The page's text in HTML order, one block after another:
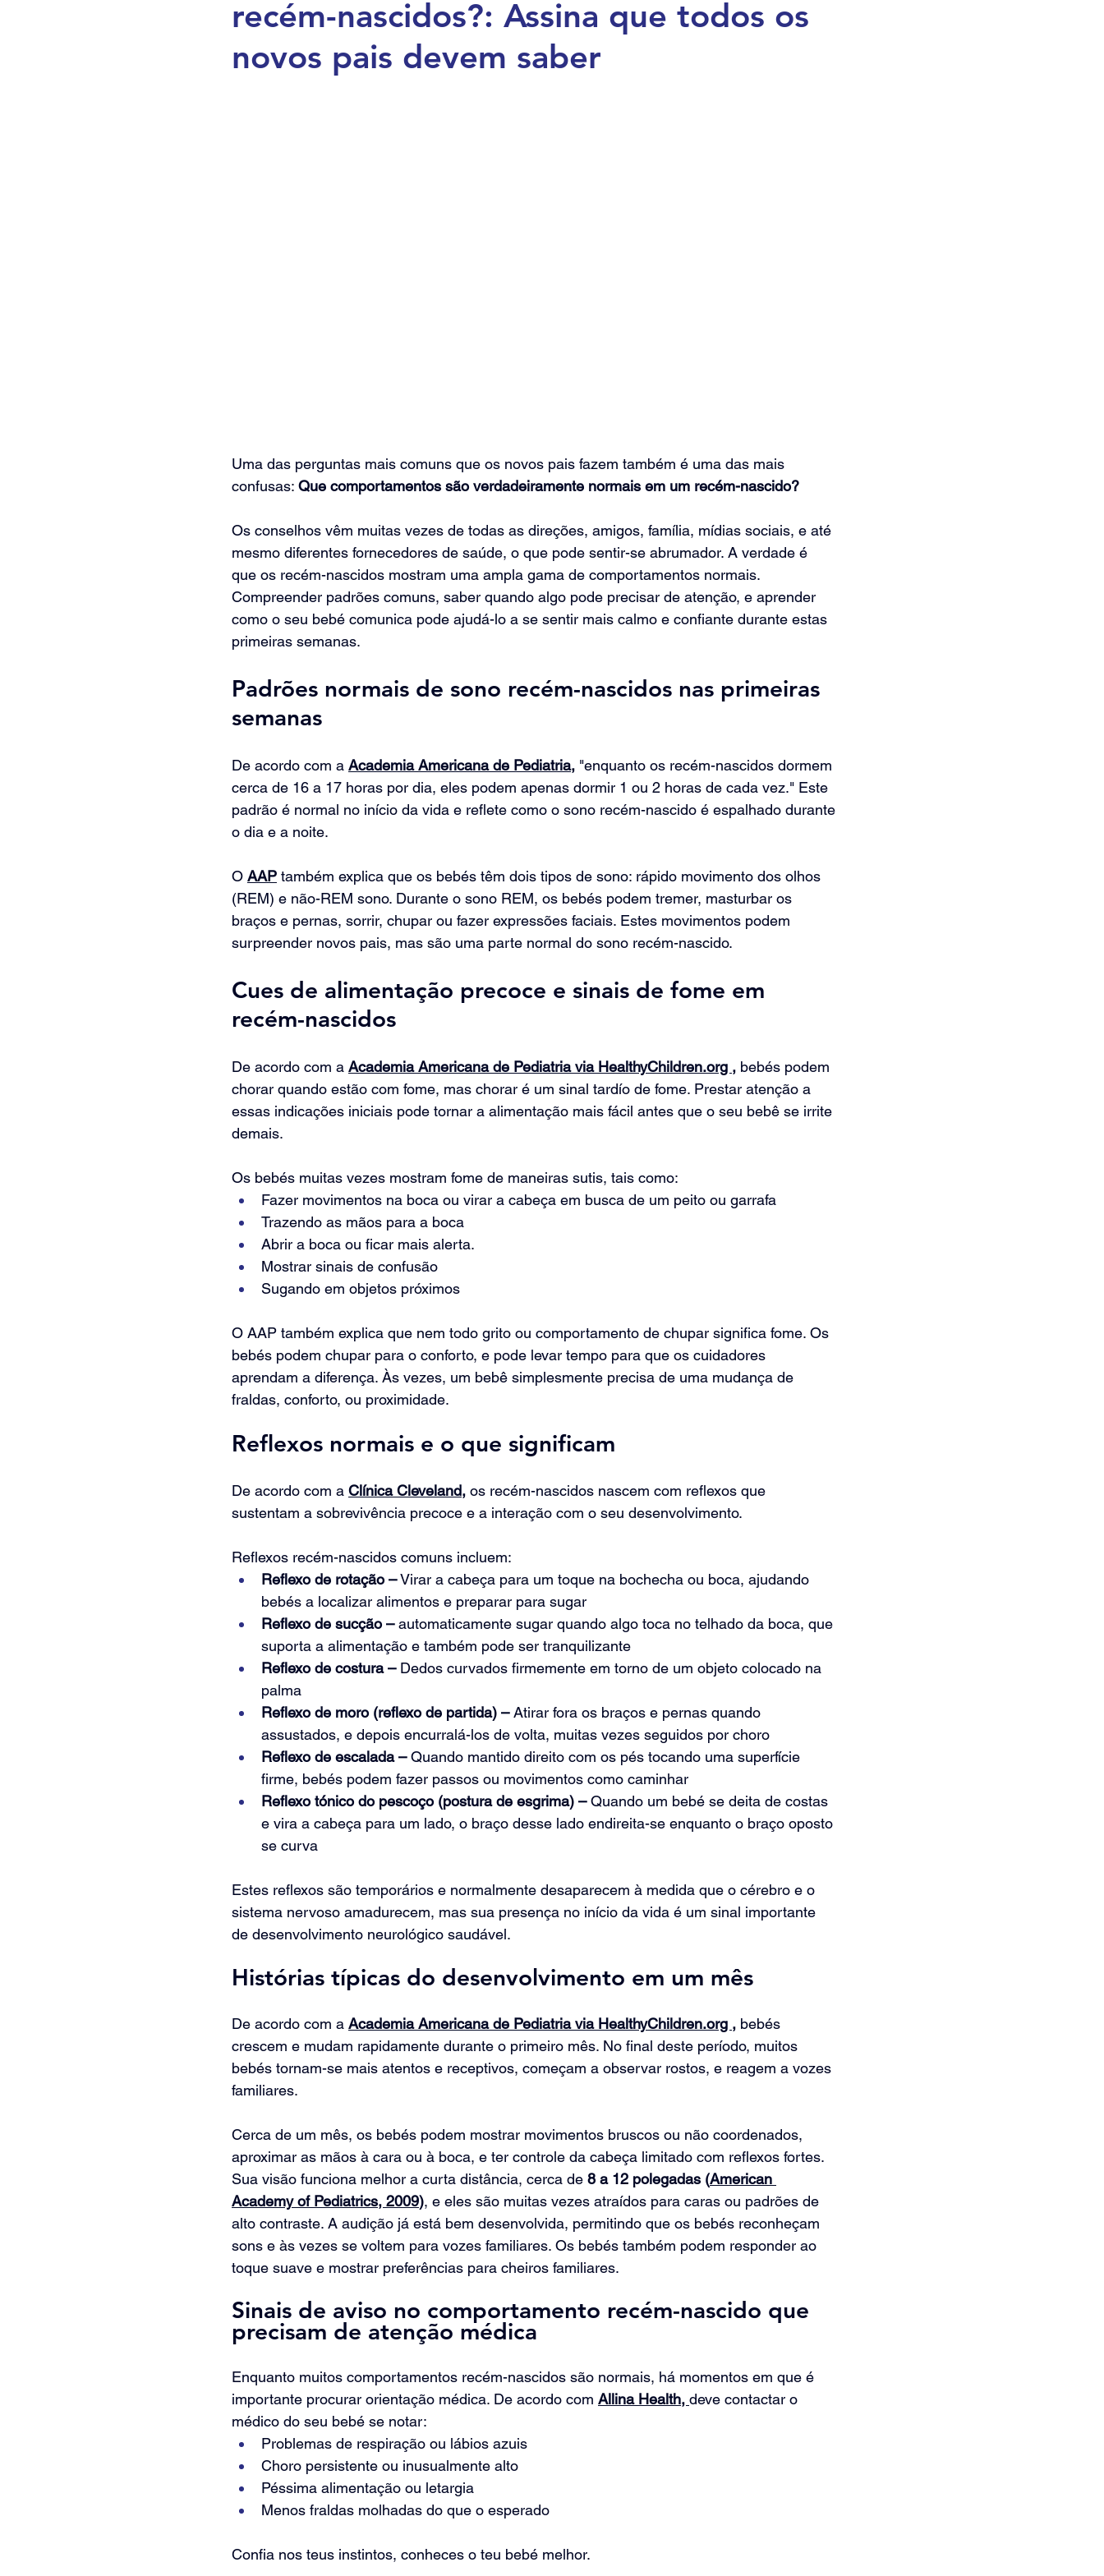
Casamento, Identidade e Vida Famili Apoio Doula Saúde Materna Negra
Gravidez e Parto
recém-nascidos?: Assina que todos os
novos pais devem saber
Uma das perguntas mais comuns que os novos pais fazem também é uma das mais
confusas: Que comportamentos são verdadeiramente normais em um recém-nascido?
Os conselhos vêm muitas vezes de todas as direções, amigos, família, mídias sociais, e até
mesmo diferentes fornecedores de saúde, o que pode sentir-se abrumador. A verdade é
que os recém-nascidos mostram uma ampla gama de comportamentos normais.
Compreender padrões comuns, saber quando algo pode precisar de atenção, e aprender
como o seu bebé comunica pode ajudá-lo a se sentir mais calmo e confiante durante estas
primeiras semanas.
Padrões normais de sono recém-nascidos nas primeiras
semanas
De acordo com a Academia Americana de Pediatria, "enquanto os recém-nascidos dormem
cerca de 16 a 17 horas por dia, eles podem apenas dormir 1 ou 2 horas de cada vez." Este
padrão é normal no início da vida e reflete como o sono recém-nascido é espalhado durante
o dia e a noite.
O AAP também explica que os bebés têm dois tipos de sono: rápido movimento dos olhos
(REM) e não-REM sono. Durante o sono REM, os bebés podem tremer, masturbar os
braços e pernas, sorrir, chupar ou fazer expressões faciais. Estes movimentos podem
surpreender novos pais, mas são uma parte normal do sono recém-nascido.
Cues de alimentação precoce e sinais de fome em
recém-nascidos
De acordo com a Academia Americana de Pediatria via HealthyChildren.org , bebés podem
chorar quando estão com fome, mas chorar é um sinal tardío de fome. Prestar atenção a
essas indicações iniciais pode tornar a alimentação mais fácil antes que o seu bebê se irrite
demais.
Os bebés muitas vezes mostram fome de maneiras sutis, tais como:
Fazer movimentos na boca ou virar a cabeça em busca de um peito ou garrafa
Trazendo as mãos para a boca
Abrir a boca ou ficar mais alerta.
Mostrar sinais de confusão
Sugando em objetos próximos
O AAP também explica que nem todo grito ou comportamento de chupar significa fome. Os
bebés podem chupar para o conforto, e pode levar tempo para que os cuidadores
aprendam a diferença. Às vezes, um bebê simplesmente precisa de uma mudança de
fraldas, conforto, ou proximidade.
Reflexos normais e o que significam
De acordo com a Clínica Cleveland, os recém-nascidos nascem com reflexos que
sustentam a sobrevivência precoce e a interação com o seu desenvolvimento.
Reflexos recém-nascidos comuns incluem:
Reflexo de rotação – Virar a cabeça para um toque na bochecha ou boca, ajudando
bebés a localizar alimentos e preparar para sugar
Reflexo de sucção – automaticamente sugar quando algo toca no telhado da boca, que
suporta a alimentação e também pode ser tranquilizante
Reflexo de costura – Dedos curvados firmemente em torno de um objeto colocado na
palma
Reflexo de moro (reflexo de partida) – Atirar fora os braços e pernas quando
assustados, e depois encurralá-los de volta, muitas vezes seguidos por choro
Reflexo de escalada – Quando mantido direito com os pés tocando uma superfície
firme, bebés podem fazer passos ou movimentos como caminhar
Reflexo tónico do pescoço (postura de esgrima) – Quando um bebé se deita de costas
e vira a cabeça para um lado, o braço desse lado endireita-se enquanto o braço oposto
se curva
Estes reflexos são temporários e normalmente desaparecem à medida que o cérebro e o
sistema nervoso amadurecem, mas sua presença no início da vida é um sinal importante
de desenvolvimento neurológico saudável.
Histórias típicas do desenvolvimento em um mês
De acordo com a Academia Americana de Pediatria via HealthyChildren.org , bebés
crescem e mudam rapidamente durante o primeiro mês. No final deste período, muitos
bebés tornam-se mais atentos e receptivos, começam a observar rostos, e reagem a vozes
familiares.
Cerca de um mês, os bebés podem mostrar movimentos bruscos ou não coordenados,
aproximar as mãos à cara ou à boca, e ter controle da cabeça limitado com reflexos fortes.
Sua visão funciona melhor a curta distância, cerca de 8 a 12 polegadas (American
Academy of Pediatrics, 2009), e eles são muitas vezes atraídos para caras ou padrões de
alto contraste. A audição já está bem desenvolvida, permitindo que os bebés reconheçam
sons e às vezes se voltem para vozes familiares. Os bebés também podem responder ao
toque suave e mostrar preferências para cheiros familiares.
Sinais de aviso no comportamento recém-nascido que
precisam de atenção médica
Enquanto muitos comportamentos recém-nascidos são normais, há momentos em que é
importante procurar orientação médica. De acordo com Allina Health, deve contactar o
médico do seu bebé se notar:
Problemas de respiração ou lábios azuis
Choro persistente ou inusualmente alto
Péssima alimentação ou letargia
Menos fraldas molhadas do que o esperado
Confia nos teus instintos, conheces o teu bebé melhor.